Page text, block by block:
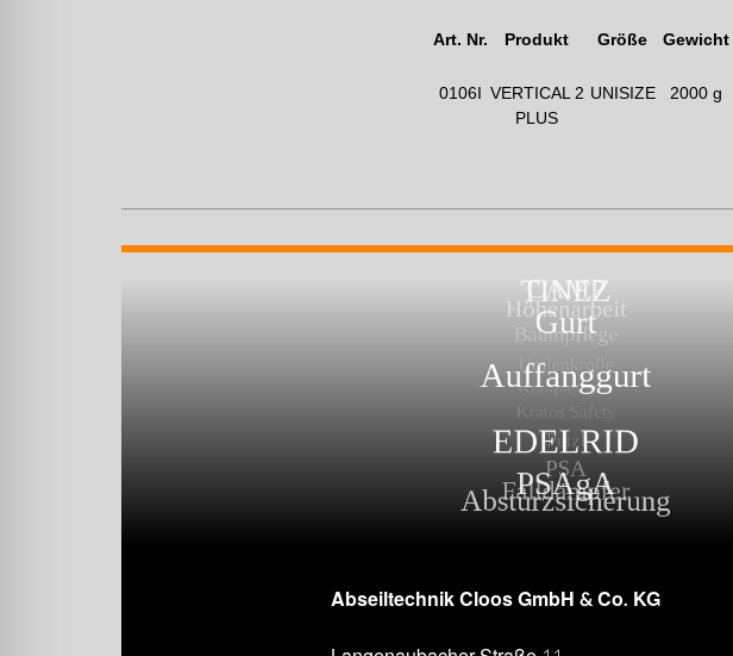
Art. Nr. Produkt Größe Gewicht
0106I VERTICAL 2
PLUS
UNISIZE 2000 g
Abseiltechnik Cloos GmbH & Co. KG